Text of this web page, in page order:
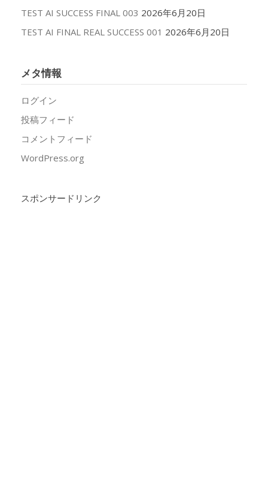
TEST AI SUCCESS FINAL 003 2026年6月20日
TEST AI FINAL REAL SUCCESS 001 2026年6月20日
メタ情報
ログイン
投稿フィード
コメントフィード
WordPress.org
スポンサードリンク